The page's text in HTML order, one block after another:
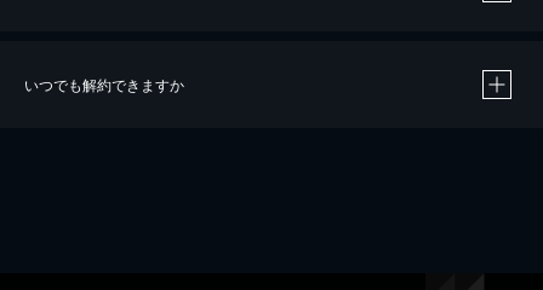
いつでも解約できますか